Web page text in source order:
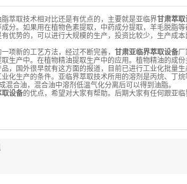
萃取技术相对比还是有优点的，主要就是亚临界甘肃萃取
分。如果用在植物色素提取，中药成分提取，羊毛脱脂
有优势的，可以进行大规模的生产，投资比较少，生产成本
项新的工艺方法，经过不断完善， 甘肃亚临界萃取设备
生产中。在植物精油提取生产中的应用。植物精油的成
品，国外很早就有这方面的报道，目前已进行工业化批量
化生产的条件。亚临界萃取技术所用的溶剂是丙烷、丁
混合油，混合油中溶剂低温气化分离后可以得到油脂。
取设备的优点，希望对大家有帮助。后期大家有任何跟亚